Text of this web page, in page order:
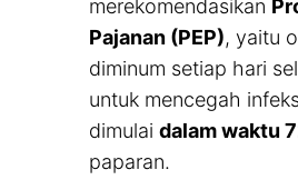
merekomendasikan
Pajanan (PEP), yaitu
diminum setiap hari
untuk mencegah
dimulai dalam waktu
paparan.